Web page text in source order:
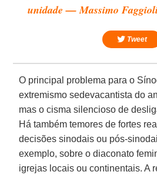
unidade — Massimo
Tweet
O principal problema para o
extremismo sedevacantista do
mas o cisma silencioso de
Há também temores de fortes
decisões sinodais ou pós-
exemplo, sobre o diaconato
igrejas locais ou continentais. A